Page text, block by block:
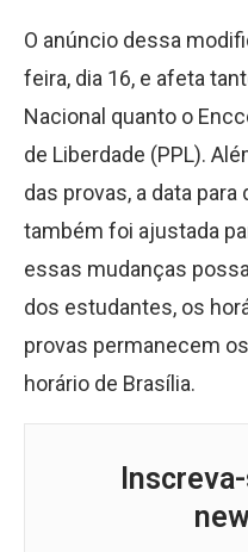
O anúncio dessa
feira, dia 16, e afeta
Nacional quanto o
de Liberdade (PPL).
das provas, a data
também foi ajustada
essas mudanças
dos estudantes, os
provas permanecem
horário de Brasília.